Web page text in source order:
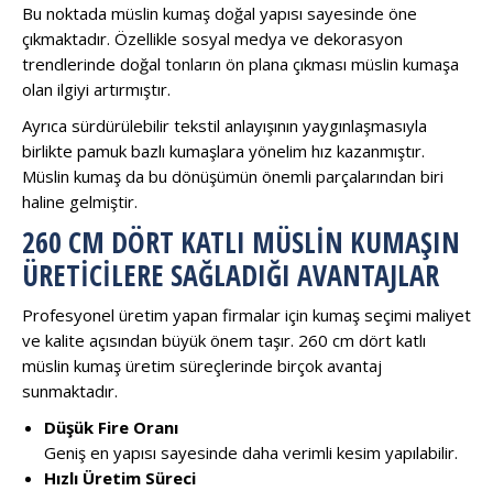
Bu noktada müslin kumaş doğal yapısı sayesinde öne
çıkmaktadır. Özellikle sosyal medya ve dekorasyon
trendlerinde doğal tonların ön plana çıkması müslin kumaşa
olan ilgiyi artırmıştır.
Ayrıca sürdürülebilir tekstil anlayışının yaygınlaşmasıyla
birlikte pamuk bazlı kumaşlara yönelim hız kazanmıştır.
Müslin kumaş da bu dönüşümün önemli parçalarından biri
haline gelmiştir.
260 CM DÖRT KATLI MÜSLIN KUMAŞIN
ÜRETICILERE SAĞLADIĞI AVANTAJLAR
Profesyonel üretim yapan firmalar için kumaş seçimi maliyet
ve kalite açısından büyük önem taşır. 260 cm dört katlı
müslin kumaş üretim süreçlerinde birçok avantaj
sunmaktadır.
Düşük Fire Oranı
Geniş en yapısı sayesinde daha verimli kesim yapılabilir.
Hızlı Üretim Süreci